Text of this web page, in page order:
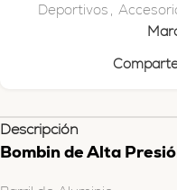
Deportivos ,
Descripción
Bombin de Alta